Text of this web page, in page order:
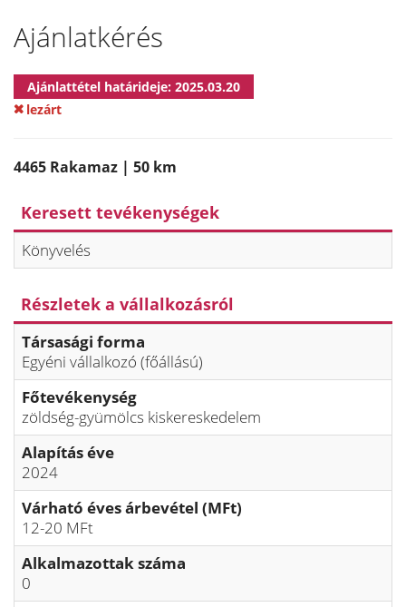
Ajánlatkérés
Ajánlattétel határideje: 2025.03.20
lezárt
4465 Rakamaz | 50 km
Keresett tevékenységek
Könyvelés
Részletek a vállalkozásról
Társasági forma
Egyéni vállalkozó (főállású)
Főtevékenység
zöldség-gyümölcs kiskereskedelem
Alapítás éve
2024
Várható éves árbevétel (MFt)
12-20 MFt
Alkalmazottak száma
0